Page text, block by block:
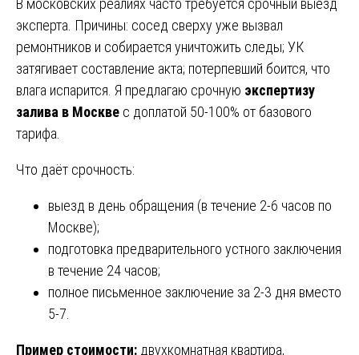
В московских реалиях часто требуется срочный выезд
эксперта. Причины: сосед сверху уже вызвал
ремонтников и собирается уничтожить следы; УК
затягивает составление акта; потерпевший боится, что
влага испарится. Я предлагаю срочную экспертизу
залива в Москве с доплатой 50-100% от базового
тарифа.
Что даёт срочность:
выезд в день обращения (в течение 2-6 часов по
Москве);
подготовка предварительного устного заключения
в течение 24 часов;
полное письменное заключение за 2-3 дня вместо
5-7.
Пример стоимости: двухкомнатная квартира,